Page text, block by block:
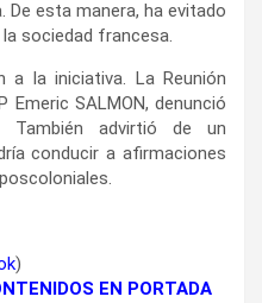
De esta manera, ha evitado
sociedad francesa.
a la iniciativa. La Reunión
Emeric SALMON, denunció
También advirtió de un
conducir a afirmaciones
)
EN PORTADA